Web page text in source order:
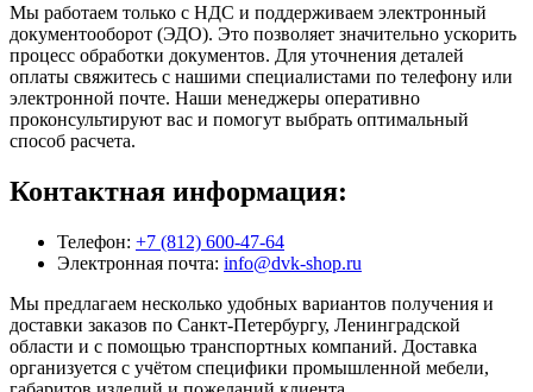
Мы работаем только с НДС и поддерживаем электронный
документооборот (ЭДО). Это позволяет значительно ускорить
процесс обработки документов. Для уточнения деталей
оплаты свяжитесь с нашими специалистами по телефону или
электронной почте. Наши менеджеры оперативно
проконсультируют вас и помогут выбрать оптимальный
способ расчета.
Контактная информация:
Телефон: +7 (812) 600-47-64
Электронная почта: info@dvk-shop.ru
Мы предлагаем несколько удобных вариантов получения и
доставки заказов по Санкт-Петербургу, Ленинградской
области и с помощью транспортных компаний. Доставка
организуется с учётом специфики промышленной мебели,